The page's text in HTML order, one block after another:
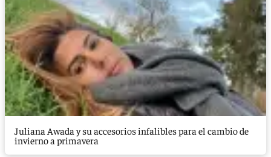
Juliana Awada y su accesorios infalibles para el cambio de
invierno a primavera